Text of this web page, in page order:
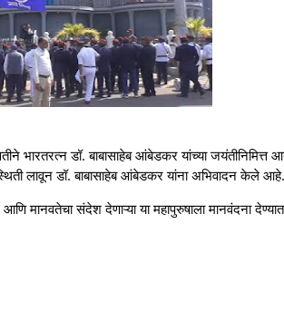
भारतरत्न डॉ. बाबासाहेब आंबेडकर यांच्या जयंतीनिमित्त
लावून डॉ. बाबासाहेब आंबेडकर यांना अभिवादन केले आहे.
मानवतेचा संदेश देणाऱ्या या महापुरुषाला मानवंदना